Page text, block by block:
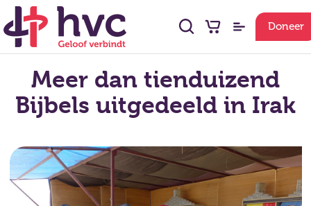
Doneer
Meer dan tienduizend
Bijbels uitgedeeld in Irak